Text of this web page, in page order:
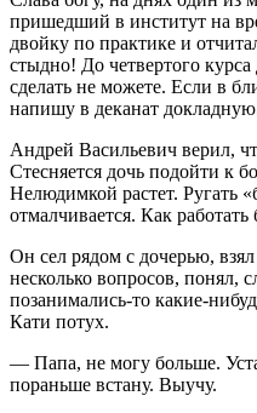
пришедший в институт на
двойку по практике и
стыдно! До четвертого курса
сделать не можете. Если в
напишу в деканат
Андрей Васильевич верил,
Стесняется дочь подойти к
Нелюдимкой растет. Ругать
отмалчивается. Как работать
Он сел рядом с дочерью,
несколько вопросов, понял,
позанимались-то какие-
Кати потух.
— Папа, не могу больше.
пораньше встану. Выучу.